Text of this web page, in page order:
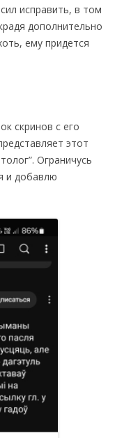
исправить, в том
дополнительно
ему придется
скринов с его
этот
Ограничусь
и добавлю